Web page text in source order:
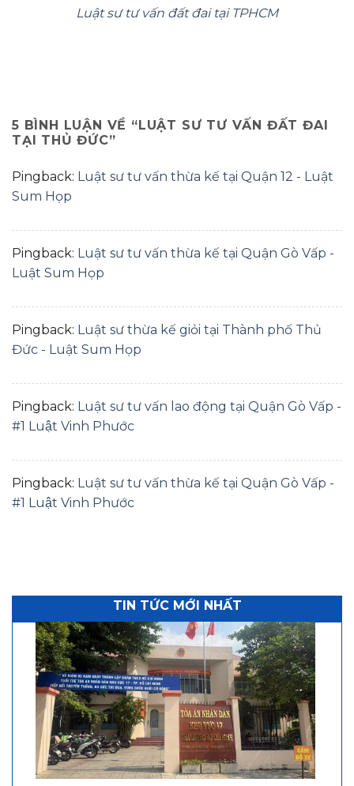
Luật sư tư vấn đất đai tại TPHCM
5 BÌNH LUẬN VỀ “ LUẬT SƯ TƯ VẤN ĐẤT ĐAI
TẠI THỦ ĐỨC”
Pingback: Luật sư tư vấn thừa kế tại Quận 12 - Luật
Sum Họp
Pingback: Luật sư tư vấn thừa kế tại Quận Gò Vấp -
Luật Sum Họp
Pingback: Luật sư thừa kế giỏi tại Thành phố Thủ
Đức - Luật Sum Họp
Pingback: Luật sư tư vấn lao động tại Quận Gò Vấp -
#1 Luật Vinh Phước
Pingback: Luật sư tư vấn thừa kế tại Quận Gò Vấp -
#1 Luật Vinh Phước
TIN TỨC MỚI NHẤT